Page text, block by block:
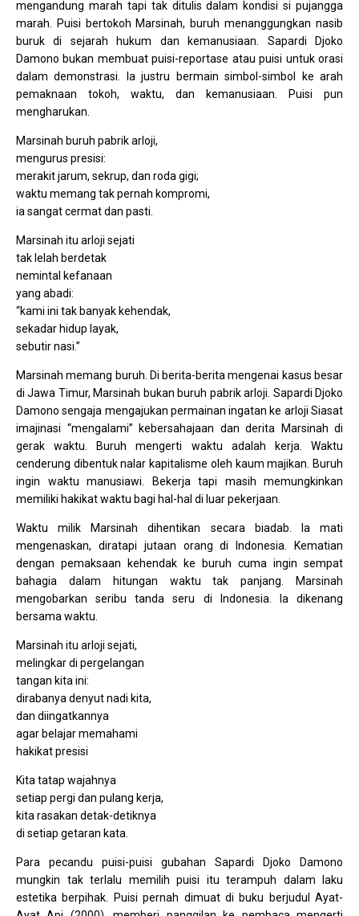
mengandung marah tapi tak ditulis dalam kondisi si pujangga
marah. Puisi bertokoh Marsinah, buruh menanggungkan nasib
buruk di sejarah hukum dan kemanusiaan. Sapardi Djoko
Damono bukan membuat puisi-reportase atau puisi untuk orasi
dalam demonstrasi. Ia justru bermain simbol-simbol ke arah
pemaknaan tokoh, waktu, dan kemanusiaan. Puisi pun
mengharukan.
Marsinah buruh pabrik arloji,
mengurus presisi:
merakit jarum, sekrup, dan roda gigi;
waktu memang tak pernah kompromi,
ia sangat cermat dan pasti.
Marsinah itu arloji sejati
tak lelah berdetak
nemintal kefanaan
yang abadi:
“kami ini tak banyak kehendak,
sekadar hidup layak,
sebutir nasi.”
Marsinah memang buruh. Di berita-berita mengenai kasus besar
di Jawa Timur, Marsinah bukan buruh pabrik arloji. Sapardi Djoko
Damono sengaja mengajukan permainan ingatan ke arloji Siasat
imajinasi “mengalami” kebersahajaan dan derita Marsinah di
gerak waktu. Buruh mengerti waktu adalah kerja. Waktu
cenderung dibentuk nalar kapitalisme oleh kaum majikan. Buruh
ingin waktu manusiawi. Bekerja tapi masih memungkinkan
memiliki hakikat waktu bagi hal-hal di luar pekerjaan.
Waktu milik Marsinah dihentikan secara biadab. Ia mati
mengenaskan, diratapi jutaan orang di Indonesia. Kematian
dengan pemaksaan kehendak ke buruh cuma ingin sempat
bahagia dalam hitungan waktu tak panjang. Marsinah
mengobarkan seribu tanda seru di Indonesia. Ia dikenang
bersama waktu.
Marsinah itu arloji sejati,
melingkar di pergelangan
tangan kita ini:
dirabanya denyut nadi kita,
dan diingatkannya
agar belajar memahami
hakikat presisi
Kita tatap wajahnya
setiap pergi dan pulang kerja,
kita rasakan detak-detiknya
di setiap getaran kata.
Para pecandu puisi-puisi gubahan Sapardi Djoko Damono
mungkin tak terlalu memilih puisi itu terampuh dalam laku
estetika berpihak. Puisi pernah dimuat di buku berjudul Ayat-